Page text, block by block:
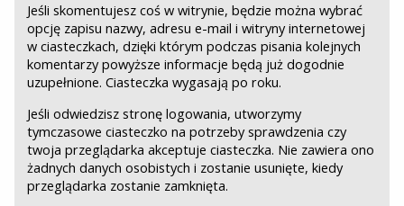
Jeśli skomentujesz coś w witrynie, będzie można wybrać
opcję zapisu nazwy, adresu e-mail i witryny internetowej
w ciasteczkach, dzięki którym podczas pisania kolejnych
komentarzy powyższe informacje będą już dogodnie
uzupełnione. Ciasteczka wygasają po roku.
Jeśli odwiedzisz stronę logowania, utworzymy
tymczasowe ciasteczko na potrzeby sprawdzenia czy
twoja przeglądarka akceptuje ciasteczka. Nie zawiera ono
żadnych danych osobistych i zostanie usunięte, kiedy
przeglądarka zostanie zamknięta.